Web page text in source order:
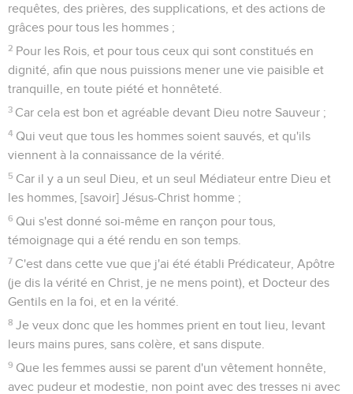
requêtes, des prières, des supplications, et des actions de
grâces pour tous les hommes ;
2 Pour les Rois, et pour tous ceux qui sont constitués en
dignité, afin que nous puissions mener une vie paisible et
tranquille, en toute piété et honnêteté.
3 Car cela est bon et agréable devant Dieu notre Sauveur ;
4 Qui veut que tous les hommes soient sauvés, et qu'ils
viennent à la connaissance de la vérité.
5 Car il y a un seul Dieu, et un seul Médiateur entre Dieu et
les hommes, [savoir] Jésus-Christ homme ;
6 Qui s'est donné soi-même en rançon pour tous,
témoignage qui a été rendu en son temps.
7 C'est dans cette vue que j'ai été établi Prédicateur, Apôtre
(je dis la vérité en Christ, je ne mens point), et Docteur des
Gentils en la foi, et en la vérité.
8 Je veux donc que les hommes prient en tout lieu, levant
leurs mains pures, sans colère, et sans dispute.
9 Que les femmes aussi se parent d'un vêtement honnête,
avec pudeur et modestie, non point avec des tresses ni avec